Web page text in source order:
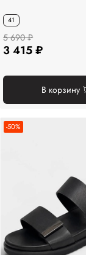
41
5 690 ₽
3 415 ₽
В корзину
-50%